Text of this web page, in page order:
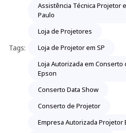
Tags:
Assistência Técnica Projetor
Paulo
Loja de Projetores
Loja de Projetor em SP
Loja Autorizada em Conserto
Epson
Conserto Data Show
Conserto de Projetor
Empresa Autorizada Projetor